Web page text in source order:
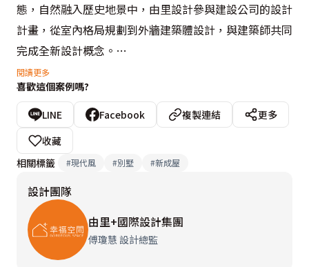
態，自然融入歷史地景中，由里設計參與建設公司的設計
計畫，從室內格局規劃到外牆建築體設計，與建築師共同
完成全新設計概念。
考量巷道狹窄棟距過小的隱私問題，設計師退縮局部空
間，保留兩棟住戶可互動交流的中庭場域，並縮小正面開
窗尺度，將大面窗景結合日光陽台，規劃在側面角度，故
意錯開的陽台視角，保護雙方自在的賞景角度，與絕對的
以自然風格衍生的設計，設計師運用塗料、可樂石與石板
磚等自然元素，鋪設外牆的質樸表情，並透過細緻的枝葉
鐵件線條作為陽台欄杆，結合真實綠樹造景，在稠密的住
閱讀更多
喜歡這個案例嗎?
LINE Facebook 複製連結
更多
收藏
相關標籤
#現代風 #別墅 #新成屋
設計團隊
由里+國際設計集團
傅瓊慧 設計總監